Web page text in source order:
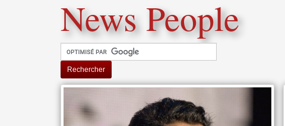
News People
Rechercher